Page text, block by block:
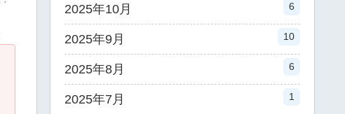
2025年10月 6
2025年9月 10
2025年8月 6
2025年7月 1